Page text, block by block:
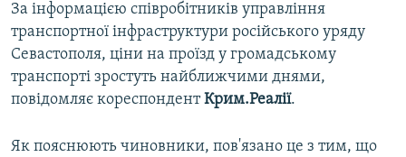
За інформацією співробітників управління
транспортної інфраструктури російського уряду
Севастополя, ціни на проїзд у громадському
транспорті зростуть найближчими днями,
повідомляє кореспондентКрим.Реалії.
Як пояснюють чиновники, пов'язано це з тим, що